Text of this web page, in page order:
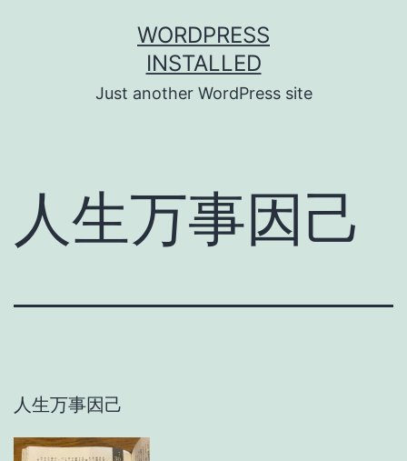
WORDPRESS
INSTALLED
Just another WordPress site
人生万事因己
人生万事因己